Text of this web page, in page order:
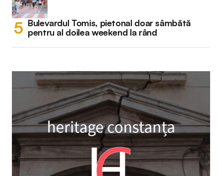
Bulevardul Tomis, pietonal doar sâmbătă
pentru al doilea weekend la rând